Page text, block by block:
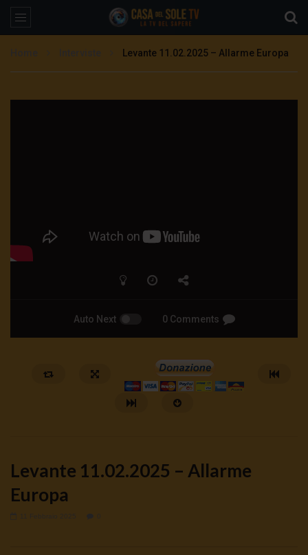
Levante 11.02.2025 – Allarme Europa
Auto Next 0 Comments
Levante 11.02.2025 – Allarme
Europa